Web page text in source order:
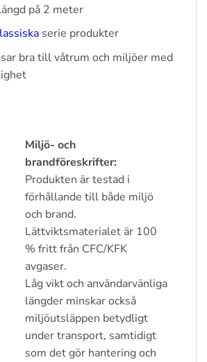
på 2 meter
serie produkter
bra till våtrum och miljöer med
Miljö- och
brandföreskrifter:
Produkten är testad i
förhållande till både miljö
och brand.
Lättviktsmaterialet är 100
% fritt från CFC/KFK
avgaser.
Låg vikt och användarvänliga
längder minskar också
miljöutsläppen betydligt
under transport, samtidigt
som det gör hantering och